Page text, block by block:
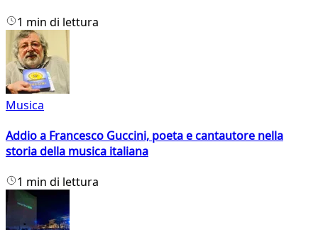
1 min di lettura
Musica
Addio a Francesco Guccini, poeta e cantautore nella
storia della musica italiana
1 min di lettura